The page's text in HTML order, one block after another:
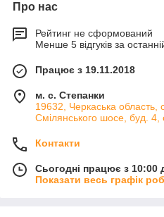
Про нас
Рейтинг не сформований
Менше 5 відгуків за
Працює з 19.11.2018
м. с. Степанки
19632, Черкаська область,
Смілянського шосе, буд. 4,
Контакти
Сьогодні працює з 10:00
Показати весь графік